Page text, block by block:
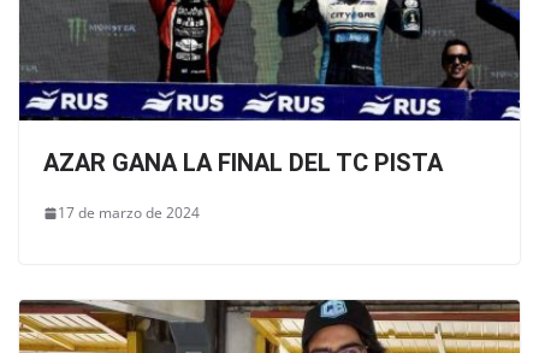
AZAR GANA LA FINAL DEL TC PISTA
17 de marzo de 2024